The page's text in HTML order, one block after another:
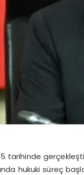
tarihinde
hukuki süreç